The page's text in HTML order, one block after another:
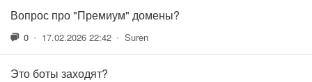
Вопрос про "Премиум" домены?
0 • 17.02.2026 22:42 • Suren
Это боты заходят?